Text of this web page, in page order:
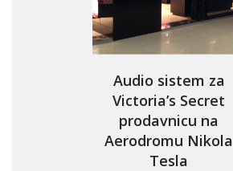
Audio sistem za
Victoria’s Secret
prodavnicu na
Aerodromu Nikola
Tesla